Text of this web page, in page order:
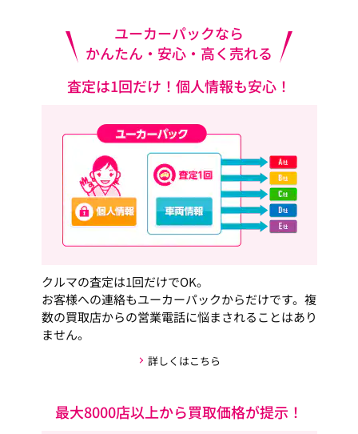
ユーカーパックなら
かんたん・安心・高く売れる
査定は1回だけ！個人情報も安心！
クルマの査定は1回だけでOK。
お客様への連絡もユーカーパックからだけです。複
数の買取店からの営業電話に悩まされることはあり
ません。
詳しくはこちら
最大8000店以上から買取価格が提示！